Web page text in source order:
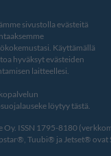
sivustolla evästeitä
Käyttämällä
hyväksyt evästeiden
laitteellesi.
löytyy tästä.
ISSN 1795-8180
Tuubi® ja Jetset® ovat